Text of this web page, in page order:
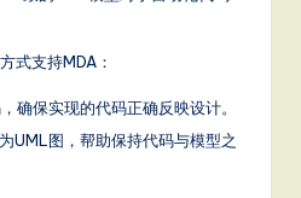
式支持MDA：
确保实现的代码正确反映设计。
UML图，帮助保持代码与模型之